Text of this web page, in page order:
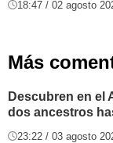
18:47 / 02 agosto
Más
Descubren en el
dos ancestros
23:22 / 03 agosto